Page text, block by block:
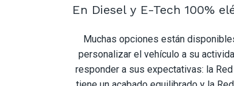
En Diesel y E-Tech 100%
Muchas opciones están
personalizar el vehículo a su
responder a sus expectativas: la